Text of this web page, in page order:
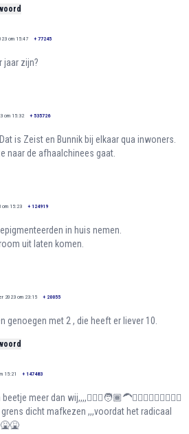
om 15:47 + 77245
jaar zijn?
om 15:32 + 535726
is Zeist en Bunnik bij elkaar qua inwoners.
naar de afhaalchinees gaat.
om 15:23 + 124919
in huis nemen.
uit laten komen.
2023 om 23:15 + 20055
genoegen met 2 , die heeft er liever 10.
15:21 + 147483
meer dan wij,,,,🧔🏾‍♂️🧑🏾‍🦱👳🏾‍♀️👳🏿‍♂️🧔🏽‍♀️
grens dicht mafkezen ,,,voordat het radicaal